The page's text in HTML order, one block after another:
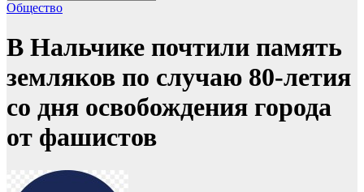
Общество
В Нальчике почтили память
земляков по случаю 80-летия
со дня освобождения города
от фашистов